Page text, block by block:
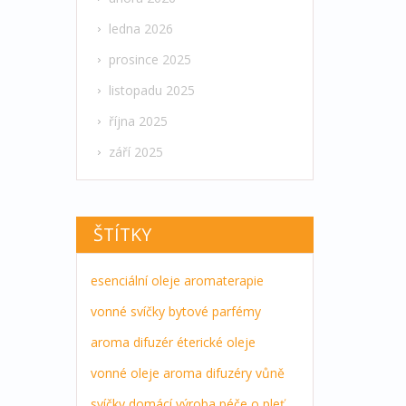
ledna 2026
prosince 2025
listopadu 2025
října 2025
září 2025
ŠTÍTKY
esenciální oleje aromaterapie
vonné svíčky bytové parfémy
aroma difuzér éterické oleje
vonné oleje aroma difuzéry vůně